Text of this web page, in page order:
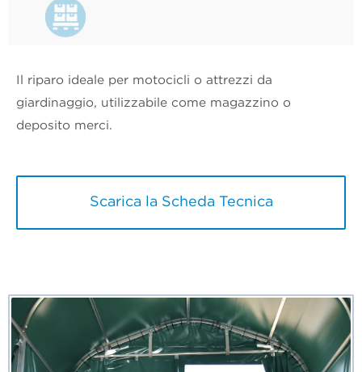
Il riparo ideale per motocicli o attrezzi da
giardinaggio, utilizzabile come magazzino o
deposito merci.
Scarica la Scheda Tecnica